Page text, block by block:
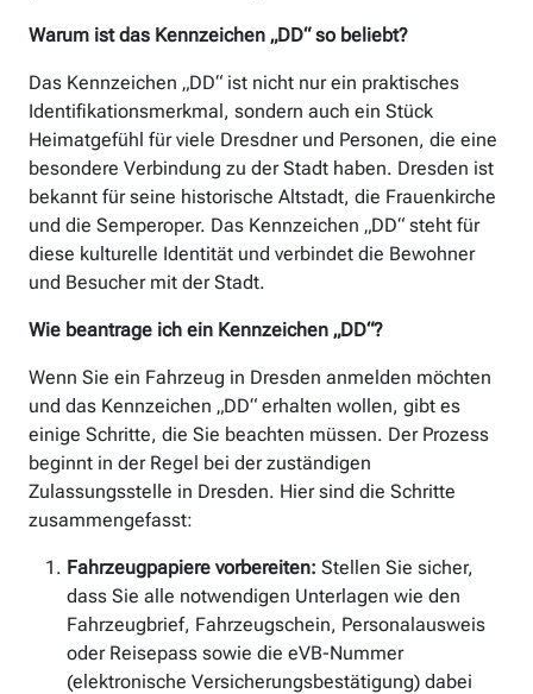
Warum ist das Kennzeichen „DD“ so beliebt?
Das Kennzeichen „DD“ ist nicht nur ein praktisches
Identifikationsmerkmal, sondern auch ein Stück
Heimatgefühl für viele Dresdner und Personen, die eine
besondere Verbindung zu der Stadt haben. Dresden ist
bekannt für seine historische Altstadt, die Frauenkirche
und die Semperoper. Das Kennzeichen „DD“ steht für
diese kulturelle Identität und verbindet die Bewohner
und Besucher mit der Stadt.
Wie beantrage ich ein Kennzeichen „DD“?
Wenn Sie ein Fahrzeug in Dresden anmelden möchten
und das Kennzeichen „DD“ erhalten wollen, gibt es
einige Schritte, die Sie beachten müssen. Der Prozess
beginnt in der Regel bei der zuständigen
Zulassungsstelle in Dresden. Hier sind die Schritte
zusammengefasst:
Fahrzeugpapiere vorbereiten: Stellen Sie sicher,
dass Sie alle notwendigen Unterlagen wie den
Fahrzeugbrief, Fahrzeugschein, Personalausweis
oder Reisepass sowie die eVB-Nummer
(elektronische Versicherungsbestätigung) dabei